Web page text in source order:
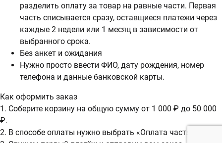
разделить оплату за товар на равные части. Первая
часть списывается сразу, оставщиеся платежи через
каждые 2 недели или 1 месяц в зависимости от
выбранного срока.
Без анкет и ожидания
Нужно просто ввести ФИО, дату рождения, номер
телефона и данные банковской карты.
Как оформить заказ
1. Соберите корзину на общую сумму от 1 000 ₽ до 50 000
₽.
2. В способе оплаты нужно выбрать «Оплата частями».